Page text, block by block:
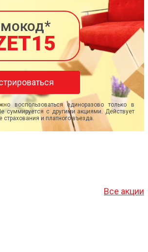
воспользоваться единоразово только в
суммируется с другими акциями. Действует
страхования и платного въезда.
Все акции